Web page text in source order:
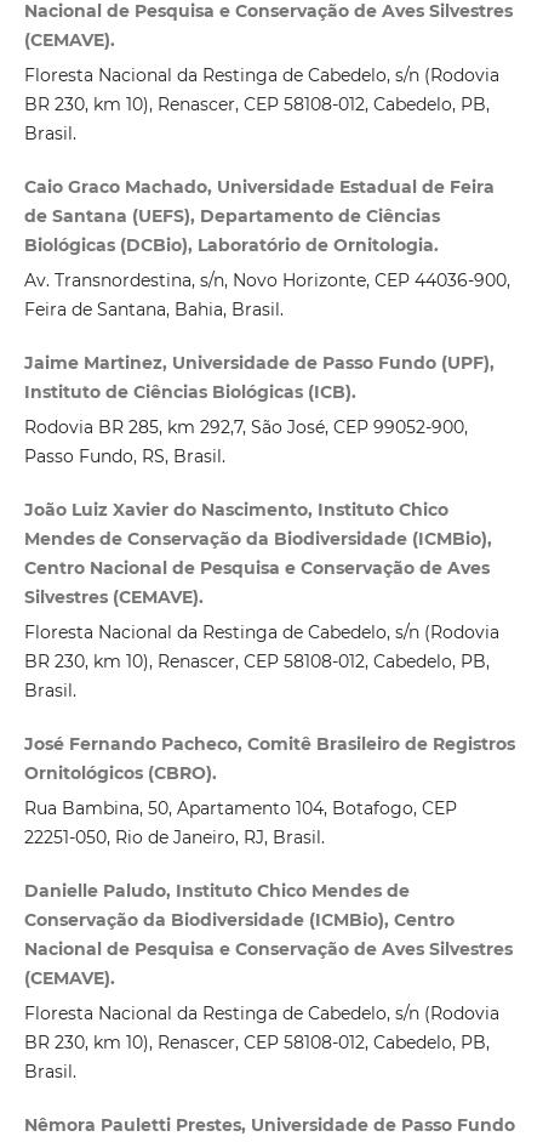
Nacional de Pesquisa e Conservação de Aves Silvestres
(CEMAVE).
Floresta Nacional da Restinga de Cabedelo, s/n (Rodovia
BR 230, km 10), Renascer, CEP 58108‑012, Cabedelo, PB,
Brasil.
Caio Graco Machado, Universidade Estadual de Feira
de Santana (UEFS), Departamento de Ciências
Biológicas (DCBio), Laboratório de Ornitologia.
Av. Transnordestina, s/n, Novo Horizonte, CEP 44036‑900,
Feira de Santana, Bahia, Brasil.
Jaime Martinez, Universidade de Passo Fundo (UPF),
Instituto de Ciências Biológicas (ICB).
Rodovia BR 285, km 292,7, São José, CEP 99052‑900,
Passo Fundo, RS, Brasil.
João Luiz Xavier do Nascimento, Instituto Chico
Mendes de Conservação da Biodiversidade (ICMBio),
Centro Nacional de Pesquisa e Conservação de Aves
Silvestres (CEMAVE).
Floresta Nacional da Restinga de Cabedelo, s/n (Rodovia
BR 230, km 10), Renascer, CEP 58108‑012, Cabedelo, PB,
Brasil.
José Fernando Pacheco, Comitê Brasileiro de Registros
Ornitológicos (CBRO).
Rua Bambina, 50, Apartamento 104, Botafogo, CEP
22251‑050, Rio de Janeiro, RJ, Brasil.
Danielle Paludo, Instituto Chico Mendes de
Conservação da Biodiversidade (ICMBio), Centro
Nacional de Pesquisa e Conservação de Aves Silvestres
(CEMAVE).
Floresta Nacional da Restinga de Cabedelo, s/n (Rodovia
BR 230, km 10), Renascer, CEP 58108‑012, Cabedelo, PB,
Brasil.
Nêmora Pauletti Prestes, Universidade de Passo Fundo